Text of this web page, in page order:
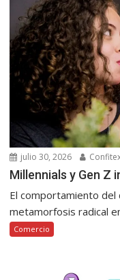
julio 30, 2026
Millennials y Gen Z
El comportamiento del
metamorfosis radical
Comercio